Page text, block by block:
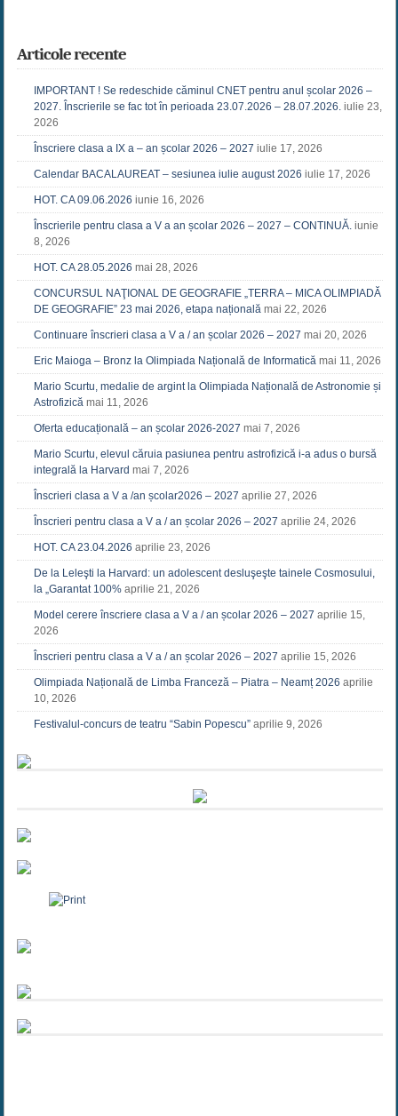
Articole recente
IMPORTANT ! Se redeschide căminul CNET pentru anul școlar 2026 –
2027. Înscrierile se fac tot în perioada 23.07.2026 – 28.07.2026. iulie 23,
2026
Înscriere clasa a IX a – an școlar 2026 – 2027 iulie 17, 2026
Calendar BACALAUREAT – sesiunea iulie august 2026 iulie 17, 2026
HOT. CA 09.06.2026 iunie 16, 2026
Înscrierile pentru clasa a V a an școlar 2026 – 2027 – CONTINUĂ. iunie
8, 2026
HOT. CA 28.05.2026 mai 28, 2026
CONCURSUL NAŢIONAL DE GEOGRAFIE „TERRA – MICA OLIMPIADĂ
DE GEOGRAFIE” 23 mai 2026, etapa națională mai 22, 2026
Continuare înscrieri clasa a V a / an școlar 2026 – 2027 mai 20, 2026
Eric Maioga – Bronz la Olimpiada Națională de Informatică mai 11, 2026
Mario Scurtu, medalie de argint la Olimpiada Națională de Astronomie și
Astrofizică mai 11, 2026
Oferta educațională – an școlar 2026-2027 mai 7, 2026
Mario Scurtu, elevul căruia pasiunea pentru astrofizică i-a adus o bursă
integrală la Harvard mai 7, 2026
Înscrieri clasa a V a /an școlar2026 – 2027 aprilie 27, 2026
Înscrieri pentru clasa a V a / an școlar 2026 – 2027 aprilie 24, 2026
HOT. CA 23.04.2026 aprilie 23, 2026
De la Leleşti la Harvard: un adolescent desluşeşte tainele Cosmosului,
la „Garantat 100% aprilie 21, 2026
Model cerere înscriere clasa a V a / an școlar 2026 – 2027 aprilie 15,
2026
Înscrieri pentru clasa a V a / an școlar 2026 – 2027 aprilie 15, 2026
Olimpiada Națională de Limba Franceză – Piatra – Neamț 2026 aprilie
10, 2026
Festivalul-concurs de teatru “Sabin Popescu” aprilie 9, 2026